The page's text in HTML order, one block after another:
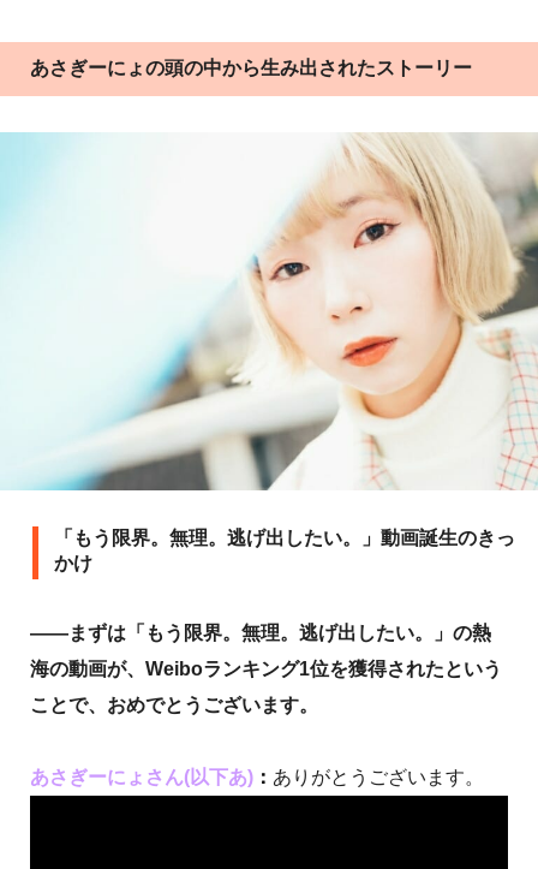
あさぎーにょの頭の中から生み出されたストーリー
「もう限界。無理。逃げ出したい。」動画誕生のきっ
かけ
――まずは「もう限界。無理。逃げ出したい。」の熱
海の動画が、Weiboランキング1位を獲得されたという
ことで、おめでとうございます。
あさぎーにょさん(以下あ) ： ありがとうございます。